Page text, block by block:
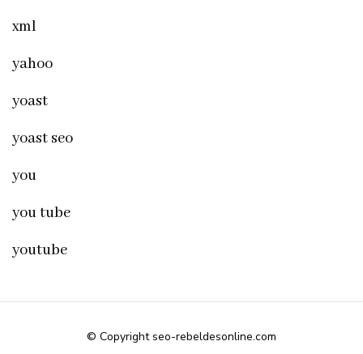
xml
yahoo
yoast
yoast seo
you
you tube
youtube
© Copyright seo-rebeldesonline.com